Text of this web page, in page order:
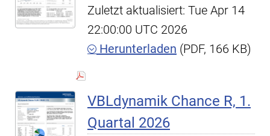
Zuletzt aktualisiert: Tue Apr 14
22:00:00 UTC 2026
Herunterladen (PDF, 166 KB)
VBLdynamik Chance R, 1.
Quartal 2026